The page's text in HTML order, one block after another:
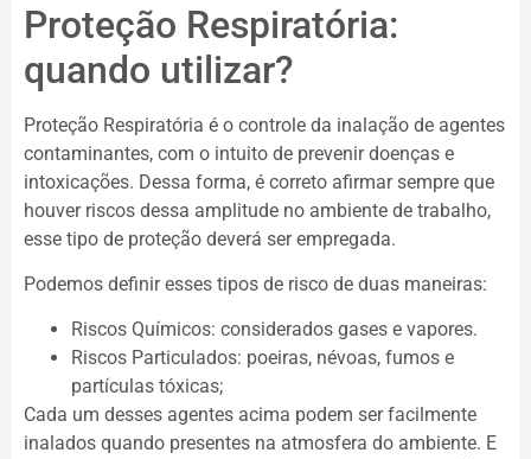
Proteção Respiratória:
quando utilizar?
Proteção Respiratória é o controle da inalação de agentes
contaminantes, com o intuito de prevenir doenças e
intoxicações. Dessa forma, é correto afirmar sempre que
houver riscos dessa amplitude no ambiente de trabalho,
esse tipo de proteção deverá ser empregada.
Podemos definir esses tipos de risco de duas maneiras:
Riscos Químicos: considerados gases e vapores.
Riscos Particulados: poeiras, névoas, fumos e
partículas tóxicas;
Cada um desses agentes acima podem ser facilmente
inalados quando presentes na atmosfera do ambiente. E